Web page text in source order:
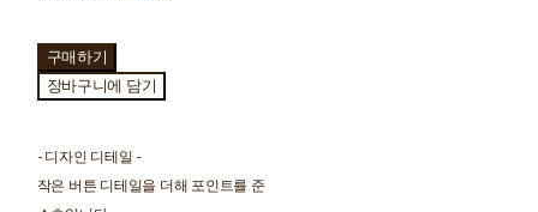
구매하기
장바구니에 담기
- 디자인 디테일 -
작은 버튼 디테일을 더해 포인트를 준